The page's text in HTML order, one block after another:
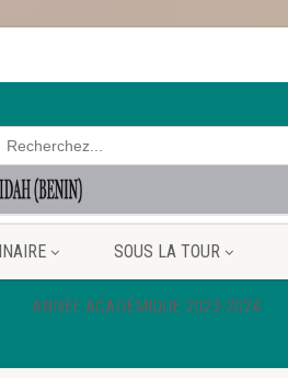
Search
for:
SOUS LA TOUR
ANNÉE ACADÉMIQUE 2023-2024